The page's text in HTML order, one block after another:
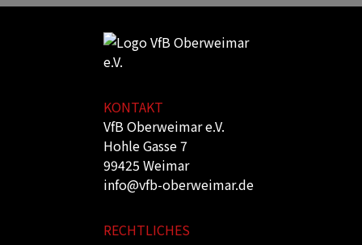
KONTAKT
VfB Oberweimar e.V.
Hohle Gasse 7
99425 Weimar
info@vfb-oberweimar.de
RECHTLICHES